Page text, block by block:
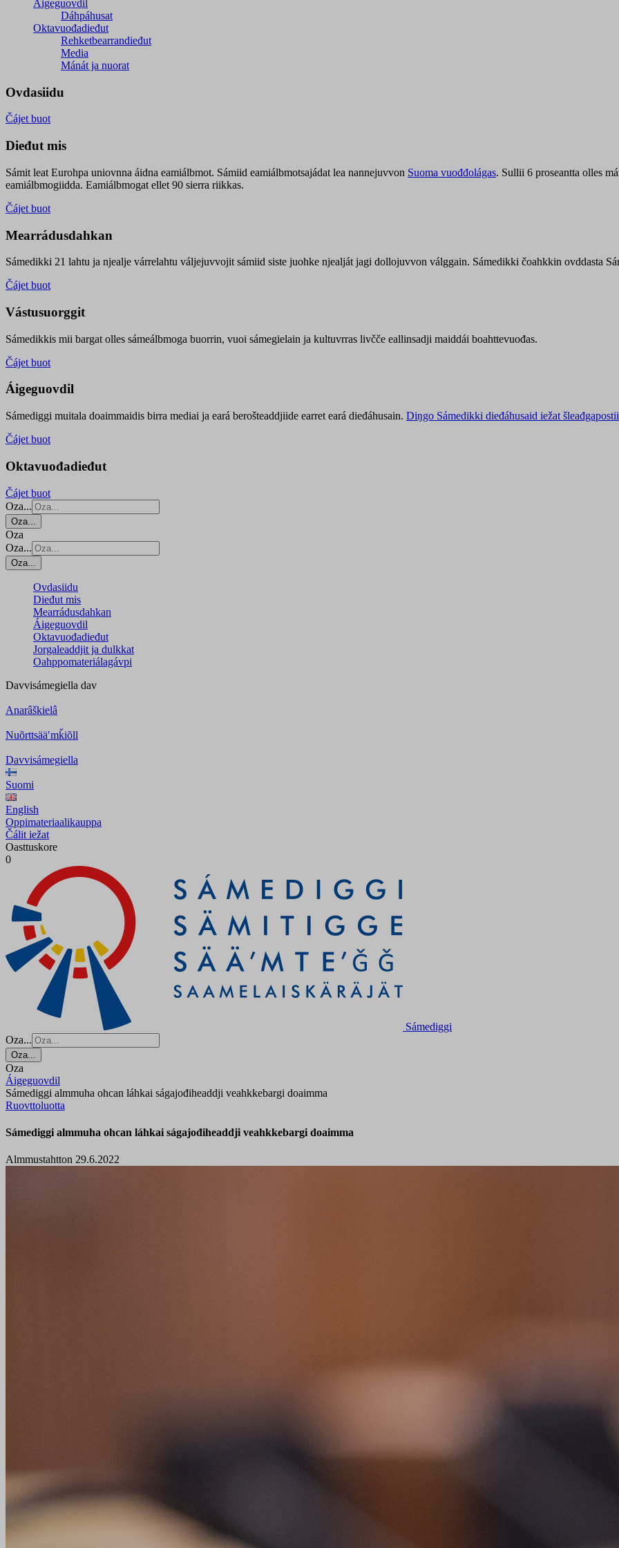
Áigeguovdil
Dáhpáhusat
Oktavuođadieđut
Rehketbearrandieđut
Media
Mánát ja nuorat
Ovdasiidu
Čájet buot
Dieđut mis
Sámit leat Eurohpa uniovnna áidna eamiálbmot. Sámiid eamiálbmotsajádat lea nannejuvvon Suoma vuođđolágas. Sullii 6 proseantta olles
eamiálbmogiidda. Eamiálbmogat ellet 90 sierra riikkas.
Čájet buot
Mearrádusdahkan
Sámedikki 21 lahtu ja njealje várrelahtu váljejuvvojit sámiid siste juohke njealját jagi dollojuvvon válggain. Sámedikki čoahkkin ovddasta
Čájet buot
Vástusuorggit
Sámedikkis mii bargat olles sámeálbmoga buorrin, vuoi sámegielain ja kultuvrras livčče eallinsadji maiddái boahttevuođas.
Čájet buot
Áigeguovdil
Sámediggi muitala doaimmaidis birra mediai ja eará berošteaddjiide earret eará dieđáhusain. Diŋgo Sámedikki dieđáhusaid iežat šleađgapostii
Čájet buot
Oktavuođadieđut
Čájet buot
Oza...
Oza...
Oza
Oza...
Oza...
Ovdasiidu
Dieđut mis
Mearrádusdahkan
Áigeguovdil
Oktavuođadieđut
Jorgaleaddjit ja dulkkat
Oahppomateriálagávpi
Davvisámegiella dav
Anarâškielâ
Nuõrttsääʹmǩiõll
Davvisámegiella
Suomi
English
Oppimateriaalikauppa
Čálit iežat
Oasttuskore
0
Sámediggi
Oza...
Oza...
Oza
Áigeguovdil
Sámediggi almmuha ohcan láhkai ságajođiheaddji veahkkebargi doaimma
Ruovttoluotta
Sámediggi almmuha ohcan láhkai ságajođiheaddji veahkkebargi doaimma
Almmustahtton 29.6.2022